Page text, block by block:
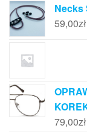
Necks
59,00zł
79,00zł